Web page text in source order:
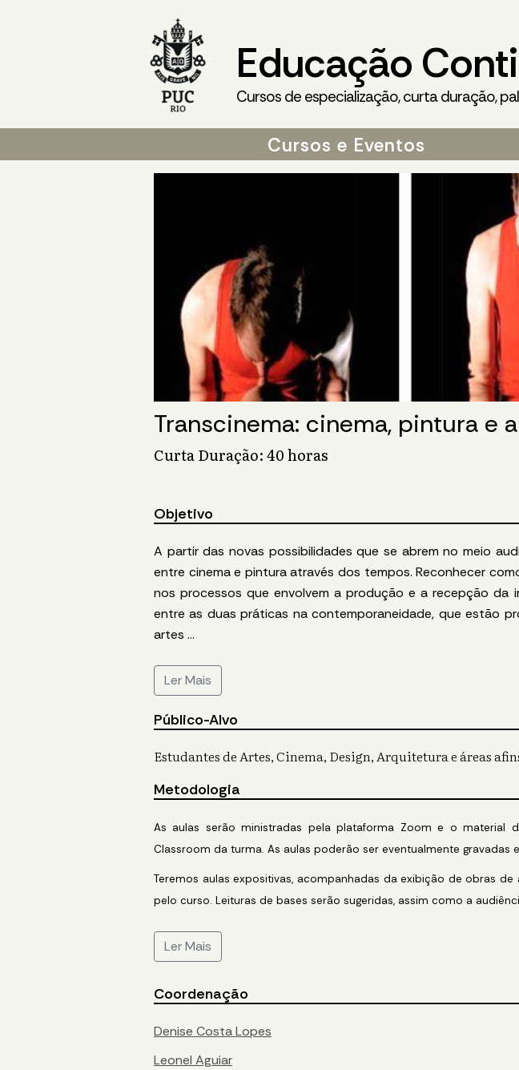
Educação
Cursos de especialização, curta duração,
Cursos e Eventos
Transcinema: cinema, pintura e
Curta Duração: 40 horas
Objetivo
A partir das novas possibilidades que se abrem no meio
entre cinema e pintura através dos tempos. Reconhecer
nos processos que envolvem a produção e a recepção da
entre as duas práticas na contemporaneidade, que estão
artes ...
Ler Mais
Público-Alvo
Estudantes de Artes, Cinema, Design, Arquitetura e áreas
Metodologia
As aulas serão ministradas pela plataforma Zoom e o material
Classroom da turma. As aulas poderão ser eventualmente
Teremos aulas expositivas, acompanhadas da exibição de obras
pelo curso. Leituras de bases serão sugeridas, assim como a
Ler Mais
Coordenação
Denise Costa Lopes
Leonel Aguiar